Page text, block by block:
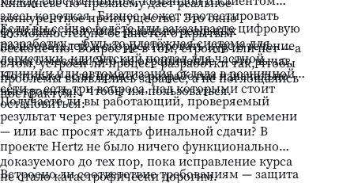
конкурентное преимущество. Это окно
возможностей не останется открытым
бесконечно. Вопрос не в том, строить или нет — а
в том, устроен ли процесс разработки так, чтобы
проблемы выявлялись заранее, а не поглощались
постфактум.
здесь короткая. Бизнес может протестировать
функцию, получить реакцию реальных
пользователей и скорректировать курс в течение
одного месяца. Это не ограничение — это рычаг.
Но только если процесс разработки изначально
выстроен так, чтобы им пользоваться.
Если вы сейчас ведёте или заказываете цифровую
разработку — будь то платёжная система для
логистики, клиентский портал для частной
клиники или автоматизация склада в розничной
сети — есть три вопроса, над которыми стоит
остановиться:
Получаете ли вы работающий, проверяемый
результат через регулярные промежутки времени
— или вас просят ждать финальной сдачи? В
проекте Hertz не было ничего функционально
доказуемого до тех пор, пока исправление курса
не стало катастрофически дорогим.
Встроено ли соответствие требованиям — защита